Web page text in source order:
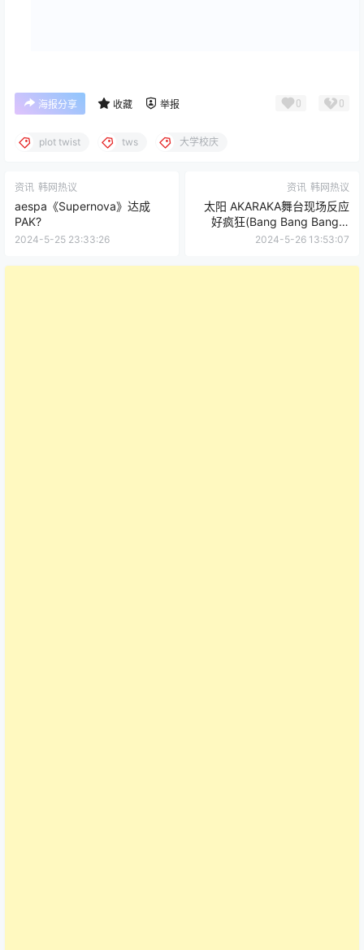
海报分享 收藏 举报 0 0
plot twist tws 大学校庆
资讯 韩网热议
aespa《Supernova》达成
PAK?
2024-5-25 23:33:26
资讯 韩网热议
太阳 AKARAKA舞台现场反应
好疯狂(Bang Bang Bang +
Fantastic Baby)
2024-5-26 13:53:07